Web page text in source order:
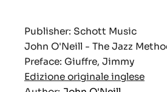
Publisher: Schott Music
John O'Neill - The Jazz
Pref­ace: Giuffre, Jimmy
Edizione originale inglese